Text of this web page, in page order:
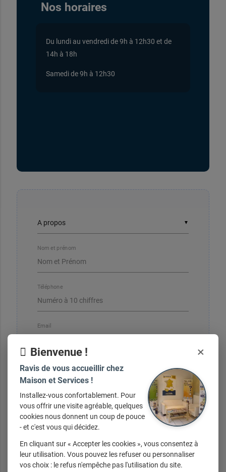
Nos horaires
Du lundi au vendredi de 9h à 12h30 et de
14h à 18h
Samedi de 9h à 12h30
▼
Nom et prénom
Téléphone
Email
Envoyer
Bienvenue ! ×
Ravis de vous accueillir chez
Maison et Services !
Installez-vous confortablement. Pour
vous offrir une visite agréable, quelques
cookies nous donnent un coup de pouce
- et c'est vous qui décidez.
En cliquant sur « Accepter les cookies », vous consentez à
leur utilisation. Vous pouvez les refuser ou personnaliser
vos choix : le refus n'empêche pas l'utilisation du site.